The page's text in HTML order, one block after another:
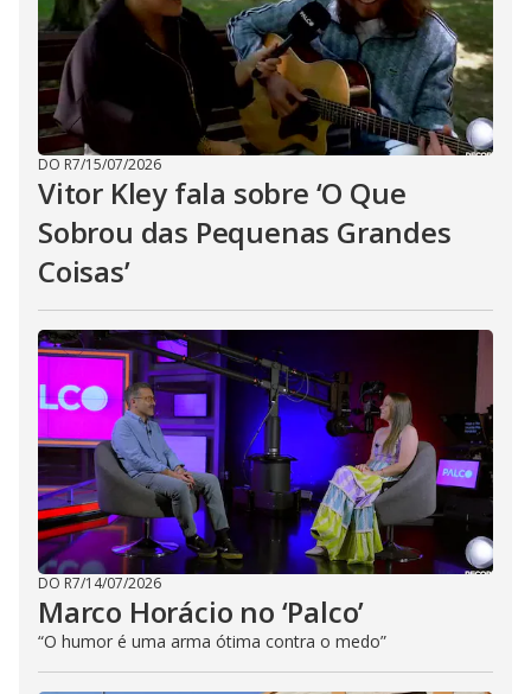
DO R7/15/07/2026
Vitor Kley fala sobre ‘O Que
Sobrou das Pequenas Grandes
Coisas’
DO R7/14/07/2026
Marco Horácio no ‘Palco’
“O humor é uma arma ótima contra o medo”